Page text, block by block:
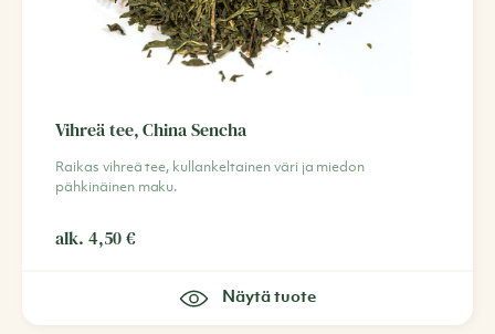
Vihreä tee, China Sencha
Raikas vihreä tee, kullankeltainen väri ja miedon
pähkinäinen maku.
alk. 4,50€
Näytä tuote